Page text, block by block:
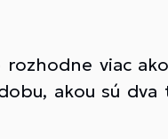
rozhodne viac
akou sú